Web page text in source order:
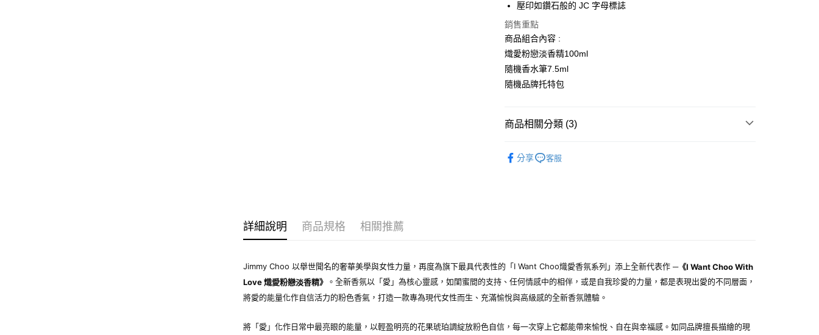
付款後萊爾富取貨
每筆NT$100，滿NT$1,000(含以上)免運費
付款後7-11取貨
每筆NT$80，滿NT$1,000(含以上)免運費
壓印如鑽石般的 JC 字母標誌
銷售重點
商品組合內容 :
熾愛粉戀淡香精100ml
隨機香水筆7.5ml
隨機品牌托特包
商品相關分類 (3)
分享 客服
詳細說明 商品規格 相關推薦
Jimmy Choo 以舉世聞名的奢華美學與女性力量，再度為旗下最具代表性的「I Want Choo熾愛香氛系列」添上全新代表作 ─《I Want Choo With
Love熾愛粉戀淡香精》
。全新香氛以「愛」為核心靈感，如閨蜜間的支持、任何情感中的相伴，或是自我珍愛的力量，都是表現出愛的不同層面，
將愛的能量化作自信活力的粉色香氣，打造一款專為現代女性而生、充滿愉悅與高級感的全新香氛體驗。
將「愛」化作日常中最亮眼的能量，以輕盈明亮的花果琥珀調綻放粉色自信，每一次穿上它都能帶來愉悅、自在與幸福感。如同品牌擅長描繪的現